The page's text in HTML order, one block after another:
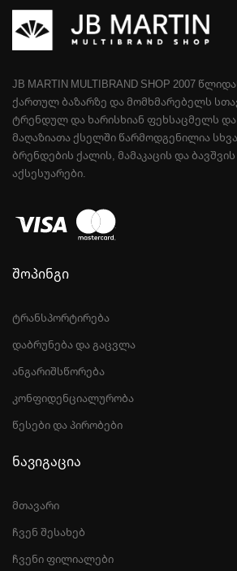
JB MARTIN MULTIBRAND SHOP 2007
ᲥᲐᲠᲗᲣᲚ ᲑᲐᲖᲐᲠᲖᲔ ᲓᲐ ᲛᲝᲛᲮᲛᲐᲠᲔᲑᲔᲚᲡ
ᲢᲠᲔᲜᲓᲣᲚ ᲓᲐ ᲮᲐᲠᲘᲡᲮᲘᲐᲜ ᲤᲔᲮᲡᲐᲪᲛᲔᲚᲡ ᲓᲐ
ᲛᲐᲦᲐᲖᲘᲐᲗᲐ ᲥᲡᲔᲚᲨᲘ ᲬᲐᲠᲛᲝᲓᲒᲔᲜᲘᲚᲘᲐ
ᲑᲠᲔᲜᲓᲔᲑᲘᲡ ᲥᲐᲚᲘᲡ, ᲛᲐᲛᲐᲙᲐᲪᲘᲡ ᲓᲐ
ᲐᲥᲡᲔᲡᲣᲐᲠᲔᲑᲘ.
შოპინგი
ტრანსპორტირება
დაბრუნება და გაცვლა
ანგარიშსწორება
კონფიდენციალურობა
წესები და პირობები
ნავიგაცია
მთავარი
ჩვენ შესახებ
ჩვენი ფილიალები